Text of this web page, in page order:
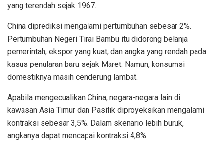
yang terendah sejak 1967.
China diprediksi mengalami pertumbuhan sebesar 2%.
Pertumbuhan Negeri Tirai Bambu itu didorong belanja
pemerintah, ekspor yang kuat, dan angka yang rendah pada
kasus penularan baru sejak Maret. Namun, konsumsi
domestiknya masih cenderung lambat.
Apabila mengecualikan China, negara-negara lain di
kawasan Asia Timur dan Pasifik diproyeksikan mengalami
kontraksi sebesar 3,5%. Dalam skenario lebih buruk,
angkanya dapat mencapai kontraksi 4,8%.